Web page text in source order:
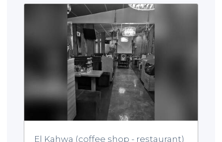
El Kahwa (coffee shop - restaurant)